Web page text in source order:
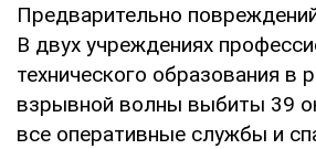
Предварительно
В двух учреждениях
технического образования в
взрывной волны выбиты 39
все оперативные службы и